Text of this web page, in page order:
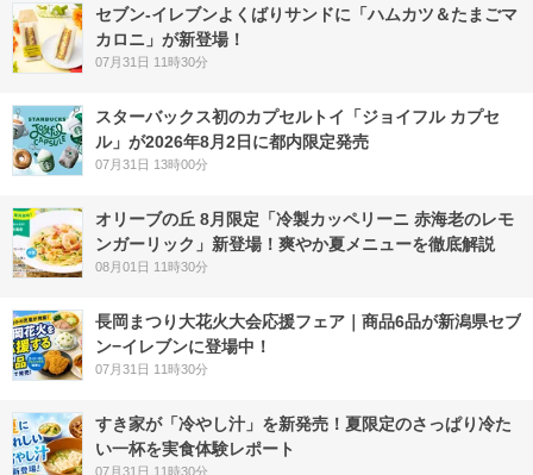
セブン‐イレブンよくばりサンドに「ハムカツ＆たまごマ
カロニ」が新登場！
07月31日 11時30分
スターバックス初のカプセルトイ「ジョイフル カプセ
ル」が2026年8月2日に都内限定発売
07月31日 13時00分
オリーブの丘 8月限定「冷製カッペリーニ 赤海老のレモ
ンガーリック」新登場！爽やか夏メニューを徹底解説
08月01日 11時30分
長岡まつり大花火大会応援フェア｜商品6品が新潟県セブ
ン−イレブンに登場中！
07月31日 11時30分
すき家が「冷やし汁」を新発売！夏限定のさっぱり冷た
い一杯を実食体験レポート
07月31日 11時30分